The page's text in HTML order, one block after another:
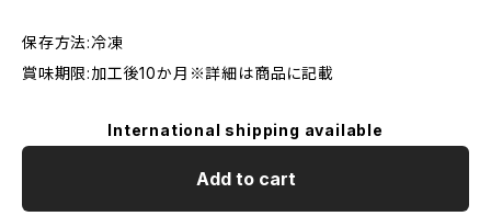
保存方法:冷凍
賞味期限:加工後10か月※詳細は商品に記載
International shipping available
Add to cart